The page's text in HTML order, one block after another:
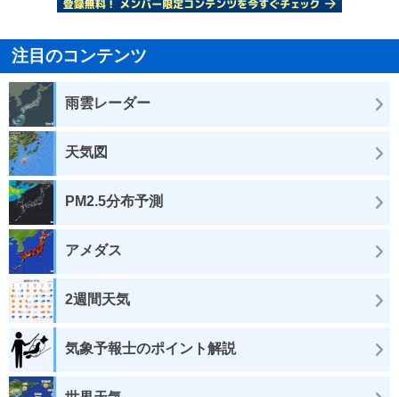
注目のコンテンツ
雨雲レーダー
天気図
PM2.5分布予測
アメダス
2週間天気
気象予報士のポイント解説